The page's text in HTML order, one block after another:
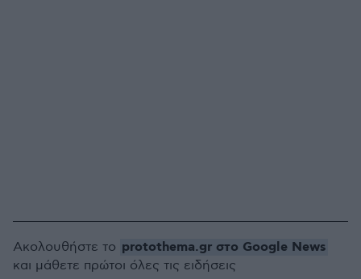
Ακολουθήστε το protothema.gr στο Google News
και μάθετε πρώτοι όλες τις ειδήσεις